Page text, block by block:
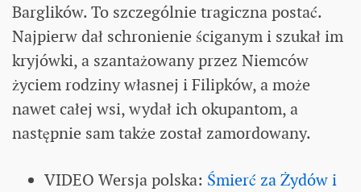
Barglików. To szczególnie tragiczna postać.
Najpierw dał schronienie ściganym i szukał im
kryjówki, a szantażowany przez Niemców
życiem rodziny własnej i Filipków, a może
nawet całej wsi, wydał ich okupantom, a
następnie sam także został zamordowany.
VIDEO Wersja polska: Śmierć za Żydów i